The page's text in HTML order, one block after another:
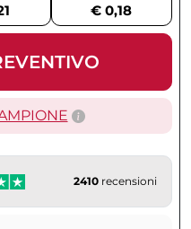
€ 0,18
2410 recensioni